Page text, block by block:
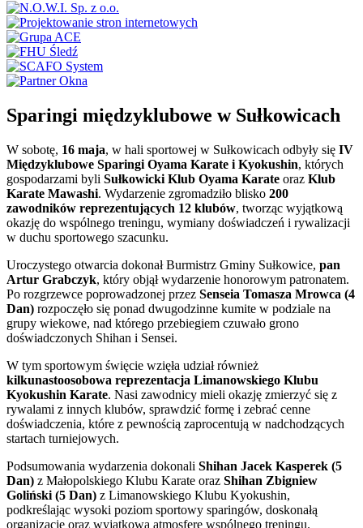
Sparingi międzyklubowe w Sułkowicach
W sobotę, 16 maja, w hali sportowej w Sułkowicach odbyły się IV
Międzyklubowe Sparingi Oyama Karate i Kyokushin, których
gospodarzami byli Sułkowicki Klub Oyama Karate oraz Klub
Karate Mawashi. Wydarzenie zgromadziło blisko 200
zawodników reprezentujących 12 klubów, tworząc wyjątkową
okazję do wspólnego treningu, wymiany doświadczeń i rywalizacji
w duchu sportowego szacunku.
Uroczystego otwarcia dokonał Burmistrz Gminy Sułkowice, pan
Artur Grabczyk, który objął wydarzenie honorowym patronatem.
Po rozgrzewce poprowadzonej przez Senseia Tomasza Mrowca (4
Dan) rozpoczęło się ponad dwugodzinne kumite w podziale na
grupy wiekowe, nad którego przebiegiem czuwało grono
doświadczonych Shihan i Sensei.
W tym sportowym święcie wzięła udział również
kilkunastoosobowa reprezentacja Limanowskiego Klubu
Kyokushin Karate. Nasi zawodnicy mieli okazję zmierzyć się z
rywalami z innych klubów, sprawdzić formę i zebrać cenne
doświadczenia, które z pewnością zaprocentują w nadchodzących
startach turniejowych.
Podsumowania wydarzenia dokonali Shihan Jacek Kasperek (5
Dan) z Małopolskiego Klubu Karate oraz Shihan Zbigniew
Goliński (5 Dan) z Limanowskiego Klubu Kyokushin,
podkreślając wysoki poziom sportowy sparingów, doskonałą
organizację oraz wyjątkową atmosferę wspólnego treningu.